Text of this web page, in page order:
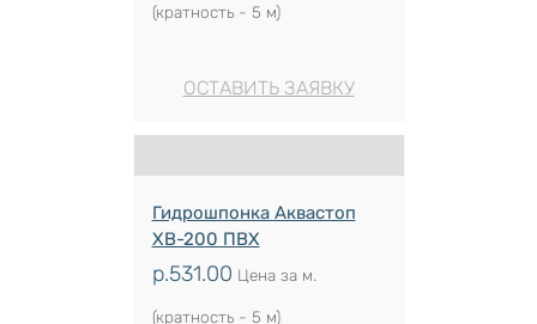
(кратность - 5 м)
ОСТАВИТЬ ЗАЯВКУ
Гидрошпонка Аквастоп
ХВ-200 ПВХ
р.531.00 Цена за м.
(кратность - 5 м)